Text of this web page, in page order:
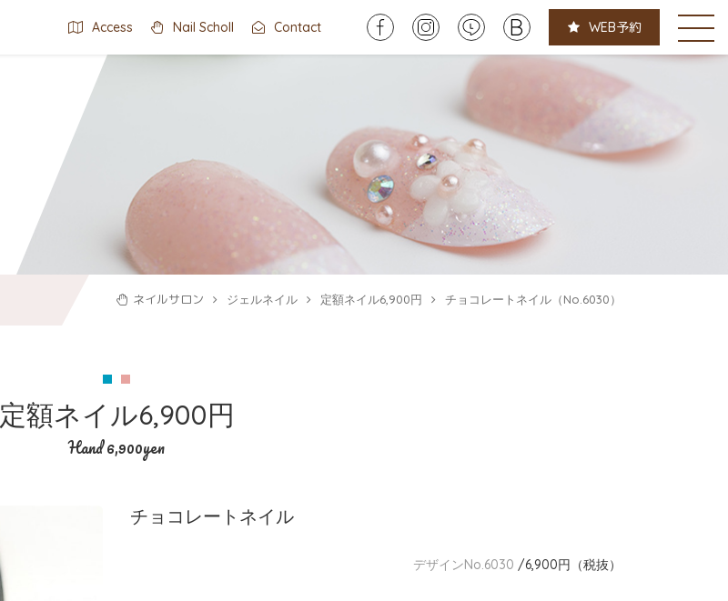
Access Nail Scholl Contact WEB予約
ネイルサロン ジェルネイル 定額ネイル6,900円 チョコレートネイル（No.6030）
定額ネイル6,900円
Hand 6,900yen
チョコレートネイル
デザインNo.6030 /6,900円（税抜）